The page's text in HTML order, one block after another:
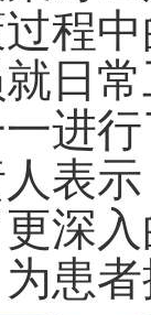
程
日
进
表
深
患